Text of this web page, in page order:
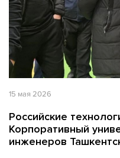
15 мая 2026
Российские
Корпоративный
инженеров